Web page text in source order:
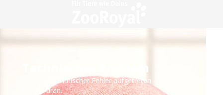
Technisches Problem
Es ist ein technischer Fehler aufgetreten – wir sind
bereits dran.